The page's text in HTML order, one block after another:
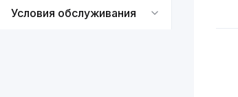
Условия обслуживания